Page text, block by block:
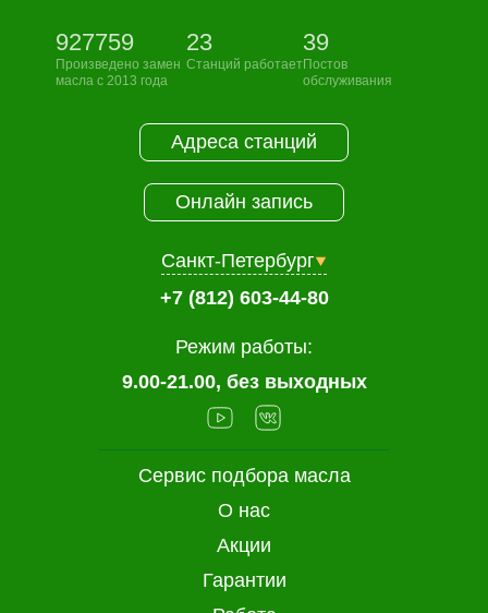
927759
Произведено замен
масла с 2013 года
23
Станций работает
39
Постов
обслуживания
Сервис подбора масла
О нас
Акции
Гарантии
Адреса станций
Онлайн запись
Санкт-Петербург
+7 (812) 603-44-80
Режим работы:
9.00-21.00, без выходных